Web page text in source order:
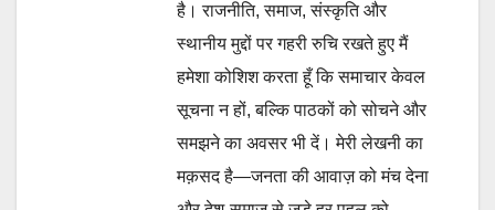
है। राजनीति, समाज, संस्कृति और
स्थानीय मुद्दों पर गहरी रुचि रखते हुए मैं
हमेशा कोशिश करता हूँ कि समाचार केवल
सूचना न हों, बल्कि पाठकों को सोचने और
समझने का अवसर भी दें। मेरी लेखनी का
मक़सद है—जनता की आवाज़ को मंच देना